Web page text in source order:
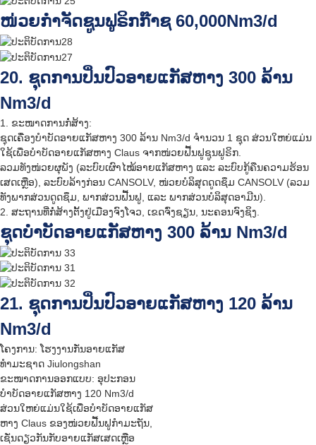
ໜ່ວຍກຳຈັດຊູນຟູຣິກກ໊າຊ 60,000Nm3/d
20. ຊຸດການປິ່ນປົວອາຍແກັສຫາງ 300 ລ້ານ
Nm3/d
1. ຂະໜາດການກໍ່ສ້າງ:
ຊຸດເຄື່ອງບຳບັດອາຍແກັສຫາງ 300 ລ້ານ Nm3/d ຈຳນວນ 1 ຊຸດ ສ່ວນໃຫຍ່ແມ່ນ
ໃຊ້ເພື່ອບຳບັດອາຍແກັສຫາງ Claus ຈາກໜ່ວຍຟື້ນຟູຊູນຟູຣິກ.
ລວມທັງໜ່ວຍຜຸພັງ (ລະບົບເຜົາໄໝ້ອາຍແກັສຫາງ ແລະ ລະບົບກູ້ຄືນຄວາມຮ້ອນ
ເສດເຫຼືອ), ລະບົບລ້າງກ່ອນ CANSOLV, ໜ່ວຍບໍລິສຸດດູດຊຶມ CANSOLV (ລວມ
ທັງພາກສ່ວນດູດຊຶມ, ພາກສ່ວນຟື້ນຟູ, ແລະ ພາກສ່ວນບໍລິສຸດອາມີນ).
2. ສະຖານທີ່ກໍ່ສ້າງຕັ້ງຢູ່ເມືອງຈົງໂຈວ, ເຂດຈົ່ງຊຽນ, ນະຄອນຈົງຊິງ.
ຊຸດບຳບັດອາຍແກັສຫາງ 300 ລ້ານ Nm3/d
21. ຊຸດການປິ່ນປົວອາຍແກັສຫາງ 120 ລ້ານ
Nm3/d
ໂຄງການ: ໂຮງງານກັ່ນອາຍແກັສ
ທຳມະຊາດ Jiulongshan
ຂະໜາດການອອກແບບ: ອຸປະກອນ
ບຳບັດອາຍແກັສຫາງ 120 Nm3/d
ສ່ວນໃຫຍ່ແມ່ນໃຊ້ເພື່ອບຳບັດອາຍແກັສ
ຫາງ Claus ຂອງໜ່ວຍຟື້ນຟູກຳມະຖັນ,
ເຊັ່ນດຽວກັນກັບອາຍແກັສເສດເຫຼືອ